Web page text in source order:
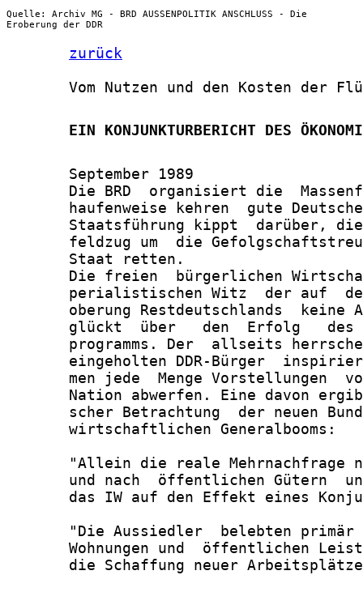
Quelle: Archiv MG - BRD AUSSENPOLITIK ANSCHLUSS - Die
Eroberung der DDR
zurück
Vom Nutzen und den Kosten der
EIN KONJUNKTURBERICHT DES
       September 1989
Die BRD  organisiert die
haufenweise kehren  gute
Staatsführung kippt  darüber,
feldzug um  die
       Staat retten.
Die freien  bürgerlichen
perialistischen Witz  der auf
oberung Restdeutschlands  keine
glückt  über   den  Erfolg
programms. Der  allseits
eingeholten DDR-Bürger
men jede  Menge Vorstellungen
Nation abwerfen. Eine davon
scher Betrachtung  der neuen
       wirtschaftlichen Generalbooms:
"Allein die reale Mehrnachfrage
und nach  öffentlichen Gütern
das IW auf den Effekt eines
"Die Aussiedler  belebten
Wohnungen und  öffentlichen
die Schaffung neuer